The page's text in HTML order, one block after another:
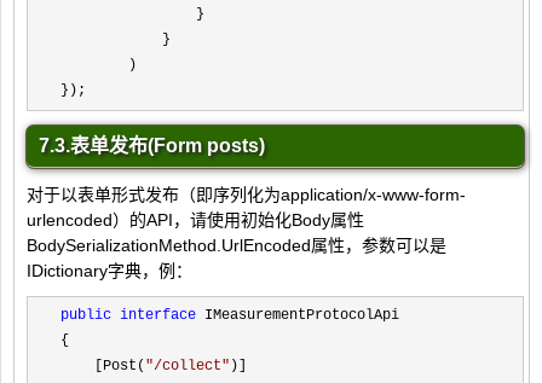
                }
            }
        )
});
7.3.表单发布(Form posts)
对于以表单形式发布（即序列化为application/x-www-form-
urlencoded）的API，请使用初始化Body属性
BodySerializationMethod.UrlEncoded属性，参数可以是
IDictionary字典，例：
public interface IMeasurementProtocolApi
{
    [Post(
"/collect" )]